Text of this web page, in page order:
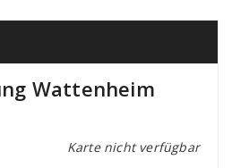
Wattenheim
Karte nicht verfügbar